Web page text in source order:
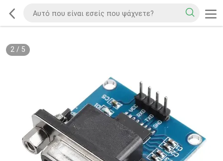
3/ 5